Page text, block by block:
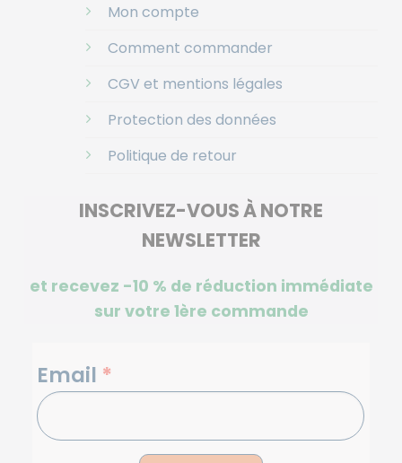
Mon compte
Comment commander
CGV et mentions légales
Protection des données
Politique de retour
INSCRIVEZ-VOUS À NOTRE
NEWSLETTER
et recevez -10 % de réduction immédiate
sur votre 1ère commande
NEWSLETTERS
Email *